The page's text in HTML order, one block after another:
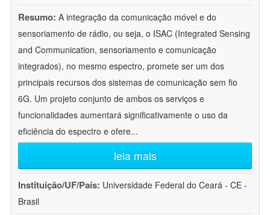
Resumo: A integração da comunicação móvel e do
sensoriamento de rádio, ou seja, o ISAC (Integrated Sensing
and Communication, sensoriamento e comunicação
integrados), no mesmo espectro, promete ser um dos
principais recursos dos sistemas de comunicação sem fio
6G. Um projeto conjunto de ambos os serviços e
funcionalidades aumentará significativamente o uso da
eficiência do espectro e ofere...
leia mais
Instituição/UF/País: Universidade Federal do Ceará - CE -
Brasil